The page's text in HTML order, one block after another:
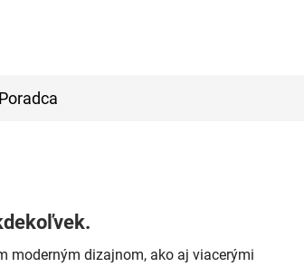
Poradca
moderným dizajnom, ako aj viacerými